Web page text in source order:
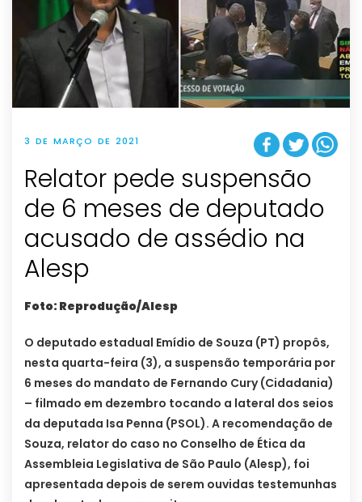
3 DE MARÇO DE 2021
Relator pede suspensão
de 6 meses de deputado
acusado de assédio na
Alesp
Foto: Reprodução/Alesp
O deputado estadual Emídio de Souza (PT) propôs,
nesta quarta-feira (3), a suspensão temporária por
6 meses do mandato de Fernando Cury (Cidadania)
– filmado em dezembro tocando a lateral dos seios
da deputada Isa Penna (PSOL). A recomendação de
Souza, relator do caso no Conselho de Ética da
Assembleia Legislativa de São Paulo (Alesp), foi
apresentada depois de serem ouvidas testemunhas